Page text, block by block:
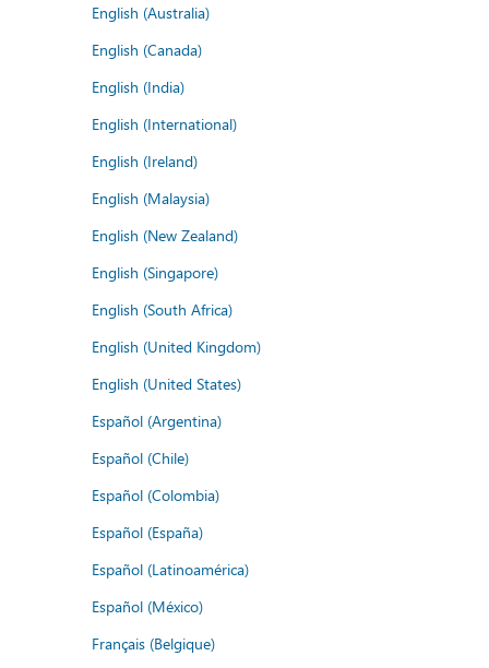
English (Australia)
English (Canada)
English (India)
English (International)
English (Ireland)
English (Malaysia)
English (New Zealand)
English (Singapore)
English (South Africa)
English (United Kingdom)
English (United States)
Español (Argentina)
Español (Chile)
Español (Colombia)
Español (España)
Español (Latinoamérica)
Español (México)
Français (Belgique)